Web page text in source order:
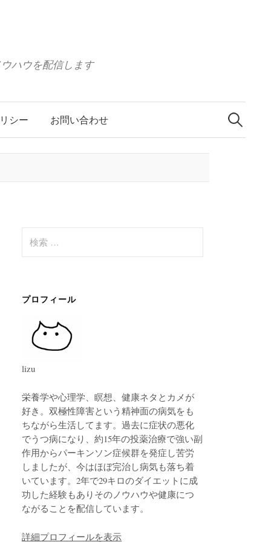
ハウを配信します
シー お問い合わせ 検
索
プロフィール
lizu
栄養学や心理学、瞑想、健康ネタとカメが
好き。双極性障害という精神面の病気をも
ちながら生活してます。過去に症状の悪化
でうつ病になり、約15年の投薬治療で強い副
作用からパーキンソン症候群を発症し苦労
しましたが、今はほぼ完治し病気も落ち着
いています。2年で29キロのダイエットに成
功した経験もありそのノウハウや健康につ
ながることを配信しています。
詳細プロフィールを表示